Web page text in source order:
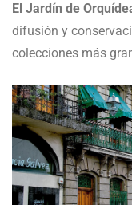
El Jardín de
difusión y
colecciones más